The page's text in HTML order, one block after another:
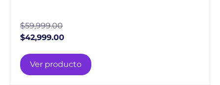
$59,999.00
$42,999.00
Ver producto